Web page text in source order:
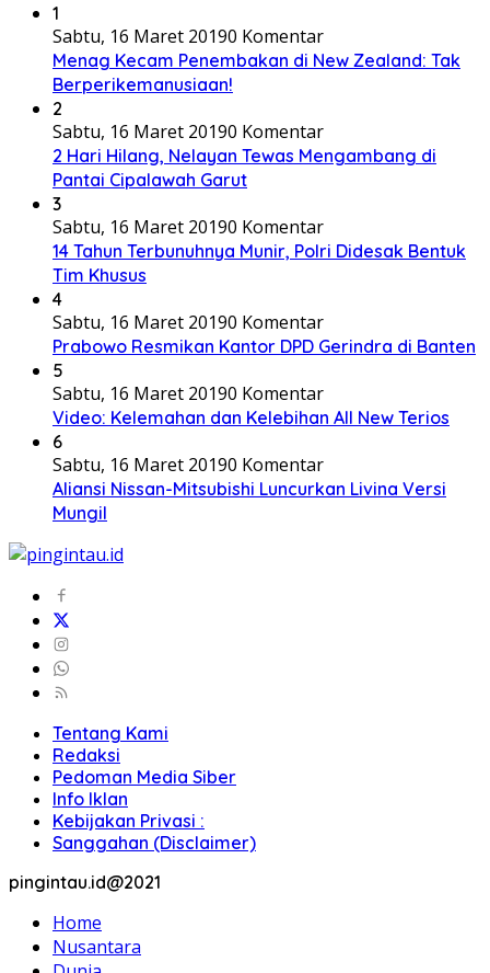
1
Sabtu, 16 Maret 20190 Komentar
Menag Kecam Penembakan di New Zealand: Tak
Berperikemanusiaan!
2
Sabtu, 16 Maret 20190 Komentar
2 Hari Hilang, Nelayan Tewas Mengambang di
Pantai Cipalawah Garut
3
Sabtu, 16 Maret 20190 Komentar
14 Tahun Terbunuhnya Munir, Polri Didesak Bentuk
Tim Khusus
4
Sabtu, 16 Maret 20190 Komentar
Prabowo Resmikan Kantor DPD Gerindra di Banten
5
Sabtu, 16 Maret 20190 Komentar
Video: Kelemahan dan Kelebihan All New Terios
6
Sabtu, 16 Maret 20190 Komentar
Aliansi Nissan-Mitsubishi Luncurkan Livina Versi
Mungil
Tentang Kami
Redaksi
Pedoman Media Siber
Info Iklan
Kebijakan Privasi :
Sanggahan (Disclaimer)
pingintau.id@2021
Home
Nusantara